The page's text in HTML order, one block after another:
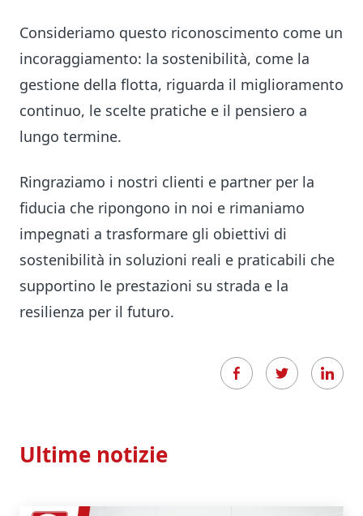
Consideriamo questo riconoscimento come un
incoraggiamento: la sostenibilità, come la
gestione della flotta, riguarda il miglioramento
continuo, le scelte pratiche e il pensiero a
lungo termine.
Ringraziamo i nostri clienti e partner per la
fiducia che ripongono in noi e rimaniamo
impegnati a trasformare gli obiettivi di
sostenibilità in soluzioni reali e praticabili che
supportino le prestazioni su strada e la
resilienza per il futuro.
Ultime notizie